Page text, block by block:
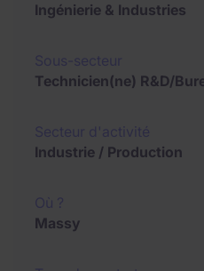
Ingénierie & Industries
Technicien(ne) R&D/
Industrie / Production
Massy